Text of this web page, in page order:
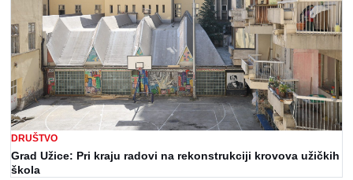
DRUŠTVO
Grad Užice: Pri kraju radovi na rekonstrukciji krovova užičkih
škola